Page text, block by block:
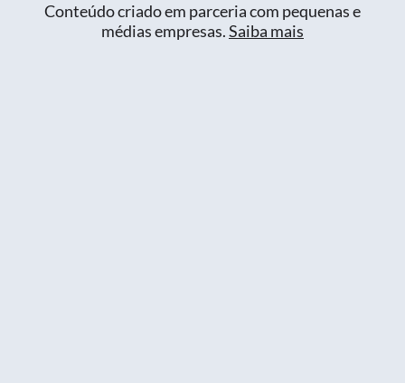
Conteúdo criado em parceria com pequenas e
médias empresas.Saiba mais